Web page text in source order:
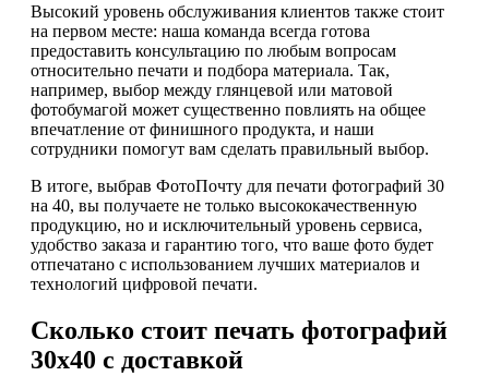
Высокий уровень обслуживания клиентов также стоит
на первом месте: наша команда всегда готова
предоставить консультацию по любым вопросам
относительно печати и подбора материала. Так,
например, выбор между глянцевой или матовой
фотобумагой может существенно повлиять на общее
впечатление от финишного продукта, и наши
сотрудники помогут вам сделать правильный выбор.
В итоге, выбрав ФотоПочту для печати фотографий 30
на 40, вы получаете не только высококачественную
продукцию, но и исключительный уровень сервиса,
удобство заказа и гарантию того, что ваше фото будет
отпечатано с использованием лучших материалов и
технологий цифровой печати.
Сколько стоит печать фотографий
30х40 с доставкой